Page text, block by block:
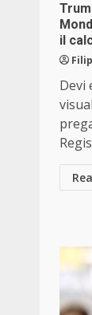
il
Devi